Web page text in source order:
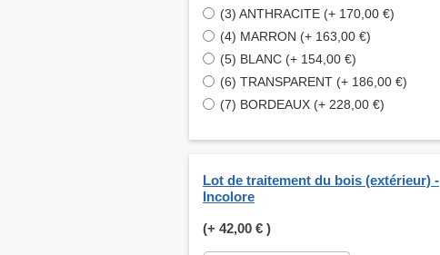
(3) ANTHRACITE (+ 170,00 €)
(4) MARRON (+ 163,00 €)
(5) BLANC (+ 154,00 €)
(6) TRANSPARENT (+ 186,00 €)
(7) BORDEAUX (+ 228,00 €)
Lot de traitement du bois (extérieur) -
Incolore
(+ 42,00 € )